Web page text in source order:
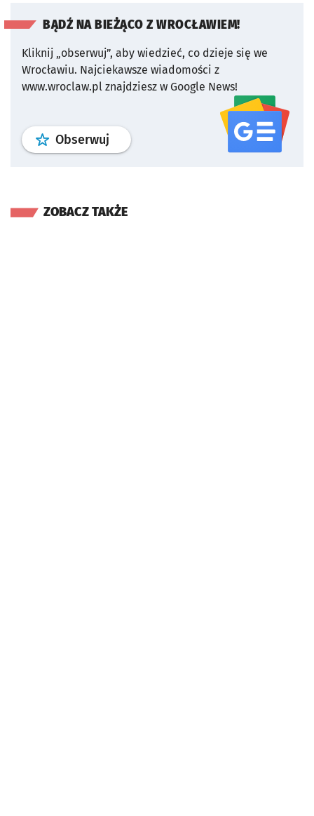
BĄDŹ NA BIEŻĄCO Z WROCŁAWIEM!
Kliknij „obserwuj”, aby wiedzieć, co dzieje się we
Wrocławiu. Najciekawsze wiadomości z
www.wroclaw.pl znajdziesz w Google News!
Obserwuj profil serwisu
ZOBACZ TAKŻE